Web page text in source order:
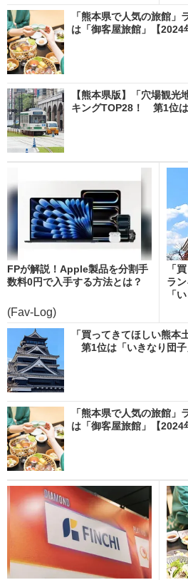
「熊本県で人気の旅館
は「御客屋旅館」【2024
【熊本県版】「穴場観
キングTOP28！ 第1位
FPが解説！Apple製品を分割手
数料0円で入手する方法とは？
(Fav-Log)
「
ラ
「
「買ってきてほしい熊本
第1位は「いきなり団子
「熊本県で人気の旅館
は「御客屋旅館」【2024